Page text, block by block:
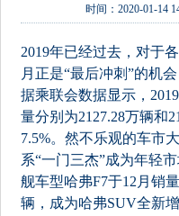
时间：2020-01-14
2019年已经过去，对于
月正是“最后冲刺”的机
据乘联会数据显示，
量分别为2127.28万辆和
7.5%。然不乐观的车市
系“一门三杰”成为年轻
舰车型哈弗F7于12月销
辆，成为哈弗SUV全新